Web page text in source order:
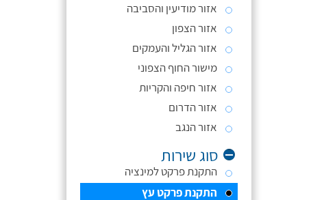
אזור מודיעין והסביבה
אזור הצפון
אזור הגליל והעמקים
מישור החוף הצפוני
אזור חיפה והקריות
אזור הדרום
אזור הנגב
סוג שירות
התקנת פרקט למינציה
התקנת פרקט עץ